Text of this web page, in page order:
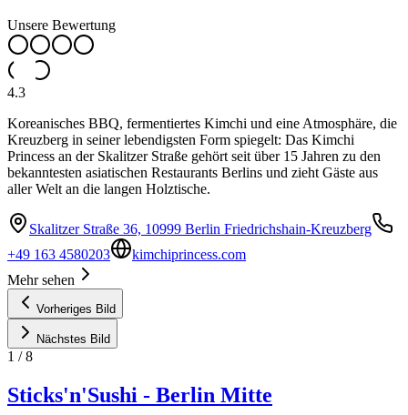
Unsere Bewertung
4.3
Koreanisches BBQ, fermentiertes Kimchi und eine Atmosphäre, die
Kreuzberg in seiner lebendigsten Form spiegelt: Das Kimchi
Princess an der Skalitzer Straße gehört seit über 15 Jahren zu den
bekanntesten asiatischen Restaurants Berlins und zieht Gäste aus
aller Welt an die langen Holztische.
Skalitzer Straße 36, 10999 Berlin Friedrichshain-Kreuzberg
+49 163 4580203
kimchiprincess.com
Mehr sehen
Vorheriges Bild
Nächstes Bild
1 /8
Sticks'n'Sushi - Berlin Mitte